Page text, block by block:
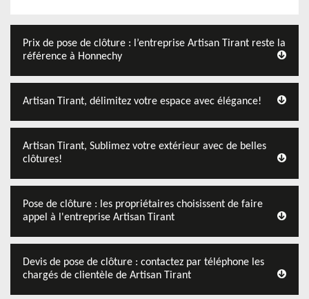
Prix de pose de clôture : l’entreprise Artisan Tirant reste la
référence à Honnechy
Artisan Tirant, délimitez votre espace avec élégance!
Artisan Tirant, Sublimez votre extérieur avec de belles
clôtures!
Pose de clôture : les propriétaires choisissent de faire
appel à l'entreprise Artisan Tirant
Devis de pose de clôture : contactez par téléphone les
chargés de clientèle de Artisan Tirant